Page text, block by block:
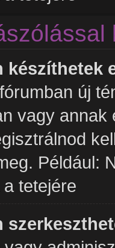
készíthetek
új
vagy annak
Például:
tetejére